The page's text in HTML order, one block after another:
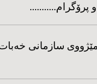
پرۆگرام...........
سازمانی